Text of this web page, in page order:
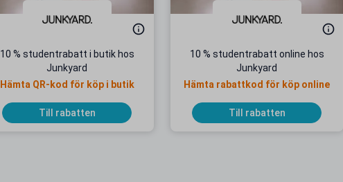
10 % studentrabatt i butik hos
Junkyard
Hämta QR-kod för köp i butik
Till rabatten
10 % studentrabatt online hos
Junkyard
Hämta rabattkod för köp online
Till rabatten